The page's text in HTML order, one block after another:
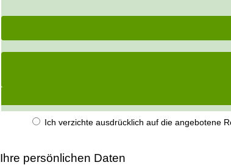
Ich verzichte ausdrücklich auf die angebotene
Ihre persönlichen Daten